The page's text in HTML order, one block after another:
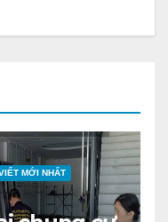
MỚI NHẤT